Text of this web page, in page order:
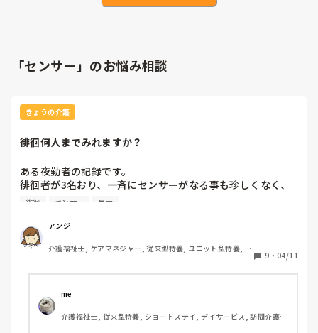
「センサー」のお悩み相談
きょうの介護
徘徊何人までみれますか？
ある夜勤者の記録です。
徘徊者が3名おり、一斉にセンサーがなる事も珍しくなく、
さらに1人の職員で多数の利用者さんの対応が迫られるこの
らつきながら歩き暴力がある男性利用者の徘徊は見守りが難
しく、転倒を防げる可能性は低い。
これを問題として事務はその記録を書いた介護職員を呼んで
指導していましたが、この記録がそんなにおかしなものでし
ょうか？
徘徊 センサー 暴力
アンジ
介護福祉士, ケアマネジャー, 従来型特養, ユニット型特養, 居
9 ・ 04/11
me
介護福祉士, 従来型特養, ショートステイ, デイサービス, 訪問介護,